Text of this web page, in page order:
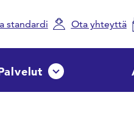
standardi Ota yhteyttä
Avaa tai sulje